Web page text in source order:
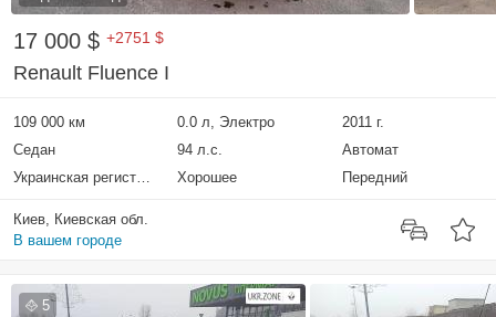
17 000 $ +2751 $
Renault Fluence I
109 000 км 0.0 л, Электро
2011 г.
Седан
94 л.с.
Автомат
Украинская регистрация
Хорошее Передний
Киев, Киевская обл.
В вашем городе
5